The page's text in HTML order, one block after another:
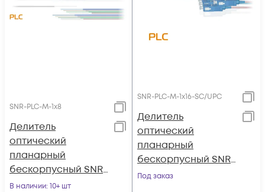
SNR-PLC-M-1x8
Делитель
оптический
планарный
бескорпусный SNR-
PLC-M-1x8
В наличии: 10+ шт
SNR-PLC-M-1x16-SC/UPC
Делитель
оптический
планарный
бескорпусный SNR-
PLC-M-1x16-SC/UPC
Под заказ